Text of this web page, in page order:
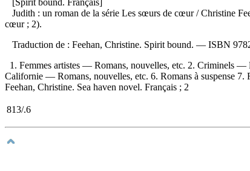
Judith : un roman de la série Les sœurs de cœur/ Christine
cœur ; 2).
Traduction de : Feehan, Christine. Spirit bound. — ISBN
1. Femmes artistes — Romans, nouvelles, etc. 2. Criminels
Californie — Romans, nouvelles, etc. 6. Romans à suspense
Feehan, Christine. Sea haven novel. Français ; 2
813/.6